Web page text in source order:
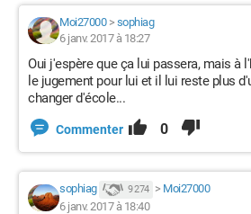
Moi27000> sophiag
6 janv. 2017 à 18:27
Oui j'espère que ça lui passera, mais à
le jugement pour lui et il lui reste plus
changer d'école...
Commenter 0
sophiag 9 274 > Moi27000
6 janv. 2017 à 18:40